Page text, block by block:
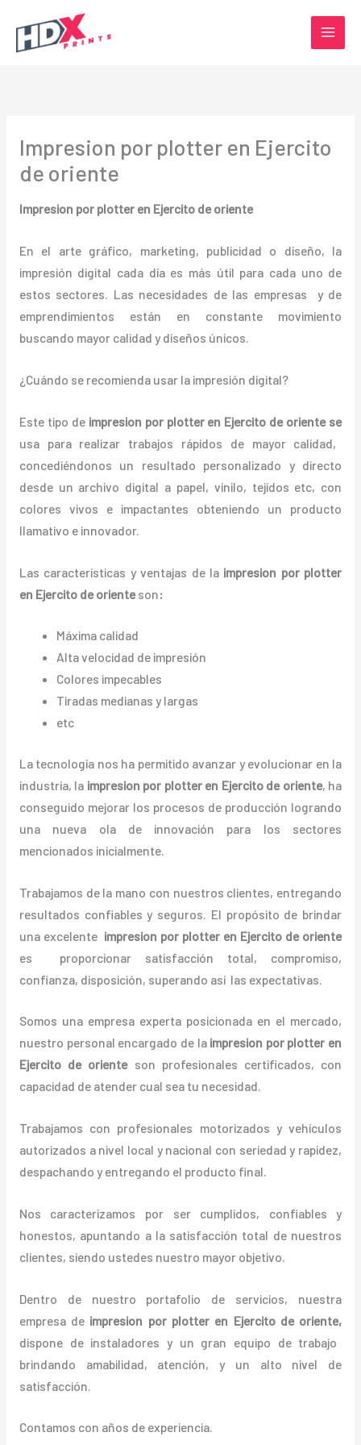
contenido
Impresion por plotter en Ejercito
de oriente
Impresion por plotter en Ejercito de oriente
En el arte gráfico, marketing, publicidad o diseño, la
impresión digital cada día es más útil para cada uno de
estos sectores. Las necesidades de las empresas y de
emprendimientos están en constante movimiento
buscando mayor calidad y diseños únicos.
¿Cuándo se recomienda usar la impresión digital?
Este tipo de impresion por plotter en Ejercito de orientese
usa para realizar trabajos rápidos de mayor calidad,
concediéndonos un resultado personalizado y directo
desde un archivo digital a papel, vinilo, tejidos etc, con
colores vivos e impactantes obteniendo un producto
llamativo e innovador.
Las características y ventajas de la impresion por plotter
en Ejercito de orienteson:
Máxima calidad
Alta velocidad de impresión
Colores impecables
Tiradas medianas y largas
etc
La tecnología nos ha permitido avanzar y evolucionar en la
industria, la impresion por plotter en Ejercito de oriente, ha
conseguido mejorar los procesos de producción logrando
una nueva ola de innovación para los sectores
mencionados inicialmente.
Trabajamos de la mano con nuestros clientes, entregando
resultados confiables y seguros. El propósito de brindar
una excelente impresion por plotter en Ejercito de oriente
es proporcionar satisfacción total, compromiso,
confianza, disposición, superando así las expectativas.
Somos una empresa experta posicionada en el mercado,
nuestro personal encargado de la impresion por plotter en
Ejercito de oriente son profesionales certificados, con
capacidad de atender cual sea tu necesidad.
Trabajamos con profesionales motorizados y vehículos
autorizados a nivel local y nacional con seriedad y rapidez,
despachando y entregando el producto final.
Nos caracterizamos por ser cumplidos, confiables y
honestos, apuntando a la satisfacción total de nuestros
clientes, siendo ustedes nuestro mayor objetivo.
Dentro de nuestro portafolio de servicios, nuestra
empresa de impresion por plotter en Ejercito de oriente,
dispone de instaladores y un gran equipo de trabajo
brindando amabilidad, atención, y un alto nivel de
satisfacción.
Contamos con años de experiencia.